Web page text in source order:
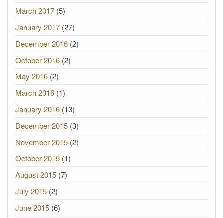
March 2017 (5)
January 2017 (27)
December 2016 (2)
October 2016 (2)
May 2016 (2)
March 2016 (1)
January 2016 (13)
December 2015 (3)
November 2015 (2)
October 2015 (1)
August 2015 (7)
July 2015 (2)
June 2015 (6)